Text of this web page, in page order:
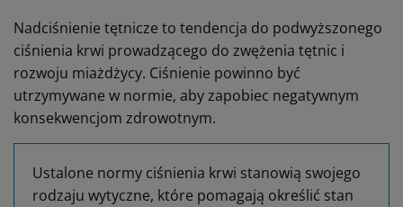
Nadciśnienie tętnicze to tendencja do podwyższonego
ciśnienia krwi prowadzącego do zwężenia tętnic i
rozwoju miażdżycy. Ciśnienie powinno być
utrzymywane w normie, aby zapobiec negatywnym
konsekwencjom zdrowotnym.
Ustalone normy ciśnienia krwi stanowią swojego
rodzaju wytyczne, które pomagają określić stan